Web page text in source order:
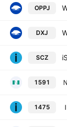
OPPJ
DXJ
SCZ
1591
1475